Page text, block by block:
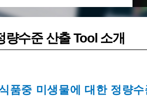
량수준 산출 Tool 소개
품중 미생물에 대한 정량